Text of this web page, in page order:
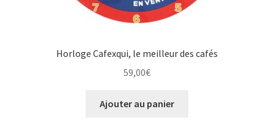
Horloge Cafexqui, le meilleur des cafés
59,00€
Ajouter au panier